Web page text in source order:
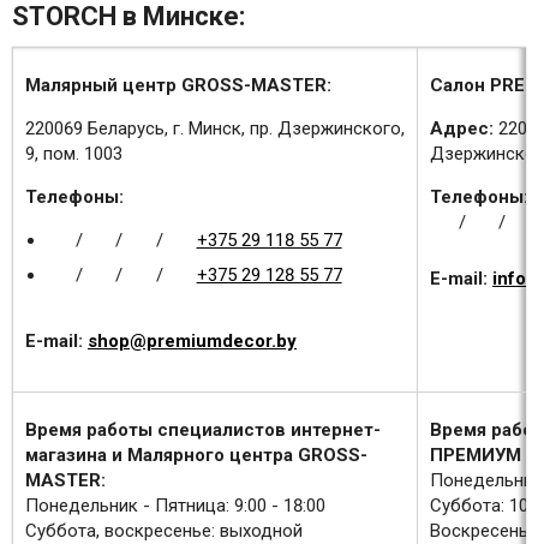
STORCH в Минске:
Малярный центр GROSS-MASTER:
220069 Беларусь, г. Минск, пр. Дзержинского,
9, пом. 1003
Телефоны:
/
/ /
+375 29 118 55 77
/
/ / +375 29 128 55 77
E-mail: shop@premiumdecor.by
Салон
Адрес:
Телефоны:
/
/
E-mail:
Время работы специалистов интернет-
магазина и Малярного центра GROSS-
MASTER:
Понедельник - Пятница: 9:00 - 18:00
Суббота, воскресенье: выходной
Время
ПРЕМИУМ
Суббота: